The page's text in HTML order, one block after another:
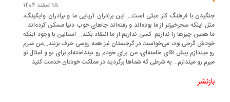
با فرهنگ کار عبثی است... این برادران آریایی ما و برادران وایکینگ،
اینکه سحرخیزتر از ما بوده‌اند و رفته‌اند جاهای خوب دنیا مسکن کرده‌اند...
همین چیزها را نداریم. کسی نداریم از ما انتقاد بکند... استالین با وجود اینکه
گرجی بود، می‌خواست در گرجستان نیز همه روسی حرف بزنند...من میرم
میندازم پیش آقای خامنه‌ای، من برای خودم رو نینداخته‌ام برای تو و امثال تو
رو میندازم... به شرطی که شماها برگردید در مملکت خودتان خدمت کنید